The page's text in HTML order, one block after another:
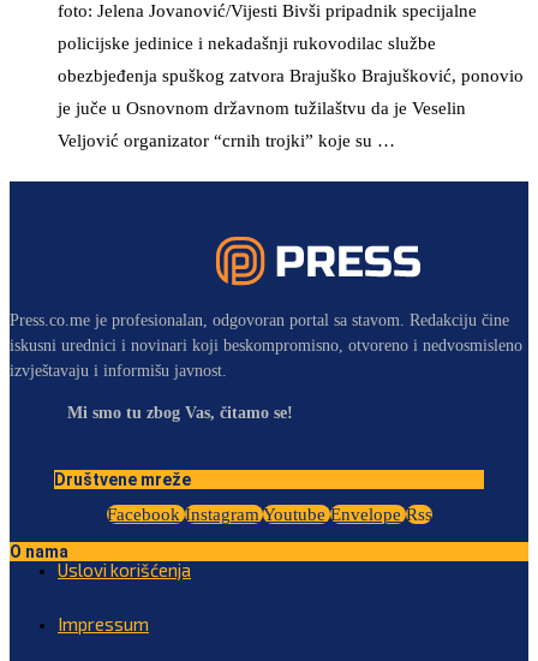
foto: Jelena Jovanović/Vijesti Bivši pripadnik specijalne
policijske jedinice i nekadašnji rukovodilac službe
obezbjeđenja spuškog zatvora Brajuško Brajušković, ponovio
je juče u Osnovnom državnom tužilaštvu da je Veselin
Veljović organizator “crnih trojki” koje su …
Press.co.me je profesionalan, odgovoran portal sa stavom. Redakciju čine
iskusni urednici i novinari koji beskompromisno, otvoreno i nedvosmisleno
izvještavaju i informišu javnost.
Mi smo tu zbog Vas, čitamo se!
Društvene mreže
Facebook Instagram Youtube Envelope Rss
O nama
Uslovi korišćenja
Impressum